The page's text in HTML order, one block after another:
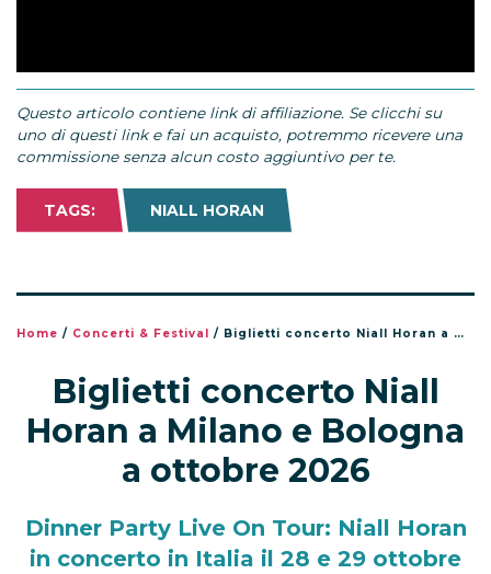
Questo articolo contiene link di affiliazione. Se clicchi su
uno di questi link e fai un acquisto, potremmo ricevere una
commissione senza alcun costo aggiuntivo per te.
TAGS: NIALL HORAN
Home / Concerti & Festival / Biglietti concerto Niall Horan a Milano e Bologna a ottobre 2026
Biglietti concerto Niall
Horan a Milano e Bologna
a ottobre 2026
Dinner Party Live On Tour: Niall Horan
in concerto in Italia il 28 e 29 ottobre